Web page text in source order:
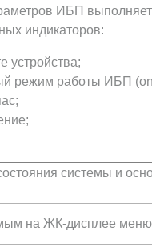
ИБП
индикаторов:
устройства;
режим работы ИБП
системы и
на ЖК-дисплее